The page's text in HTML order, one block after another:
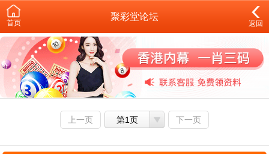
首页
聚彩堂论坛
返回
上一页 第1页 下一页